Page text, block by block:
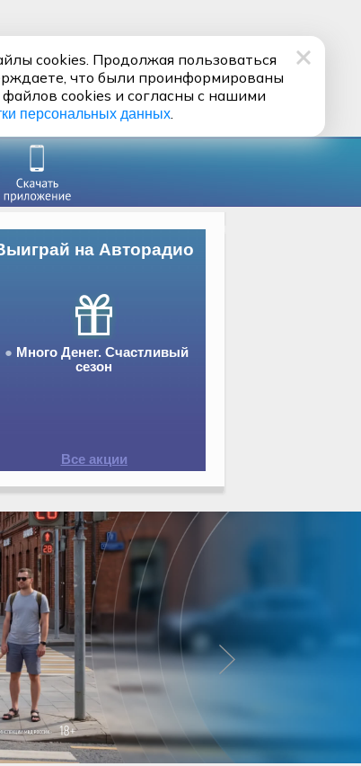
на Авторадио
Много Денег. Счастливый
сезон
Все акции
cookies. Продолжая пользоваться
что были проинформированы
cookies и согласны с нашими
персональных данных.